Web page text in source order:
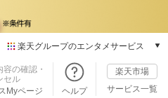
楽天グループのエンタメサービス
本/ゲーム/CD/DVD
楽天ブックス
容の確認・
セル
Myページ
ヘルプ
楽天市場
サービス一覧